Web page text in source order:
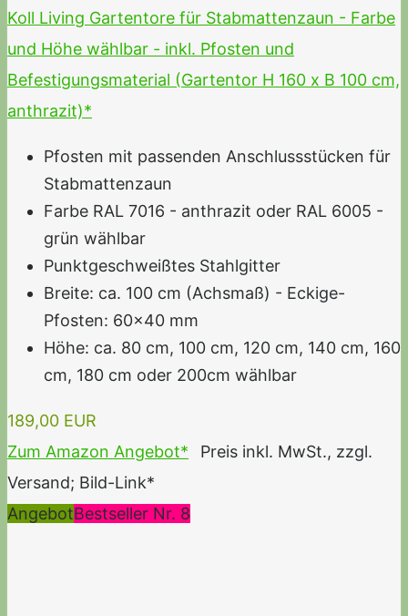
Koll Living Gartentore für Stabmattenzaun - Farbe
und Höhe wählbar - inkl. Pfosten und
Befestigungsmaterial (Gartentor H 160 x B 100 cm,
anthrazit)*
Pfosten mit passenden Anschlussstücken für
Stabmattenzaun
Farbe RAL 7016 - anthrazit oder RAL 6005 -
grün wählbar
Punktgeschweißtes Stahlgitter
Breite: ca. 100 cm (Achsmaß) - Eckige-
Pfosten: 60x40 mm
Höhe: ca. 80 cm, 100 cm, 120 cm, 140 cm, 160
cm, 180 cm oder 200cm wählbar
189,00 EUR
Zum Amazon Angebot*
Preis inkl. MwSt., zzgl.
Versand; Bild-Link*
AngebotBestseller Nr. 8